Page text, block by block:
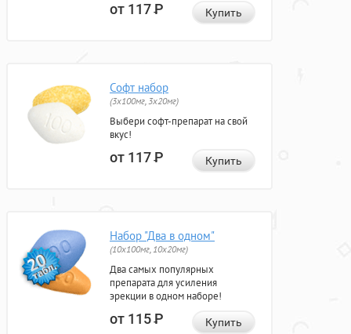
от 117Р Купить
Софт набор
(3x100мг, 3x20мг)
Выбери софт-препарат на свой
вкус!
от 117Р Купить
Набор "Два в одном"
(10x100мг, 10x20мг)
Два самых популярных
препарата для усиления
эрекции в одном наборе!
от 115Р Купить